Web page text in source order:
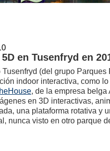
en Tusenfryd en
(del grupo Parques
indoor interactiva, como
, de la empresa belga
en 3D interactivas,
una plataforma rotativa y
nunca visto en otro parque